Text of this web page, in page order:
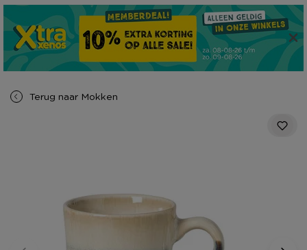
Terug naar Mokken